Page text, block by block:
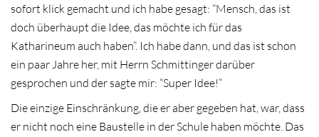
sofort klick gemacht und ich habe gesagt: “Mensch, das ist
doch überhaupt die Idee, das möchte ich für das
Katharineum auch haben”. Ich habe dann, und das ist schon
ein paar Jahre her, mit Herrn Schmittinger darüber
gesprochen und der sagte mir: “Super Idee!”
Die einzige Einschränkung, die er aber gegeben hat, war, dass
er nicht noch eine Baustelle in der Schule haben möchte. Das